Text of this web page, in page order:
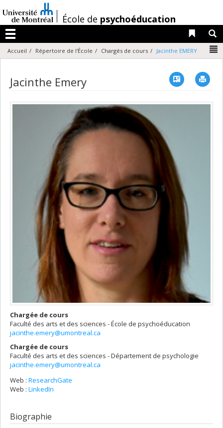
au
contenu
/École de psychoéducation
Menu
Liens
Accueil Répertoire de l'École Chargés de cours Jacinthe EMERY
Jacinthe Emery Vcard
Chargée de cours
Faculté des arts et des sciences - École de psychoéducation
jacinthe.emery@umontreal.ca
Chargée de cours
Faculté des arts et des sciences - Département de psychologie
jacinthe.emery@umontreal.ca
Web : ResearchGate
Web : LinkedIn
Biographie